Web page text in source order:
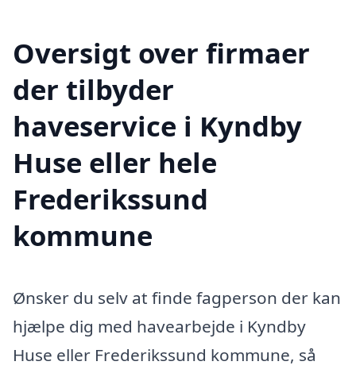
Oversigt over firmaer
der tilbyder
haveservice i Kyndby
Huse eller hele
Frederikssund
kommune
Ønsker du selv at finde fagperson der kan
hjælpe dig med havearbejde i Kyndby
Huse eller Frederikssund kommune, så